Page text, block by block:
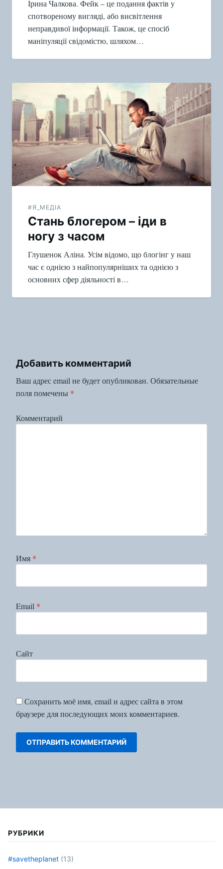
Ірина Чалкова. Фейк – це подання фактів у
спотвореному вигляді, або висвітлення
неправдивої інформації. Також, це спосіб
маніпуляції свідомістю, шляхом…
#Я_МЕДІА
Стань блогером – іди в
ногу з часом
Глушенок Аліна. Усім відомо, що блогінг у наш
час є однією з найпопулярніших та однією з
основних сфер діяльності в…
Добавить комментарий
Ваш адрес email не будет опубликован. Обязательные
поля помечены *
Комментарий
Имя *
Email *
Сайт
Сохранить моё имя, email и адрес сайта в этом
браузере для последующих моих комментариев.
РУБРИКИ
#savetheplanet (13)